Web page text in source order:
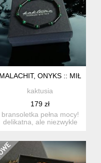
MATOWY & ONYKS
MALACHIT, ONYKS ::
kaktusia
179 zł
bransoletka pełna mocy!
delikatna, ale niezwykle